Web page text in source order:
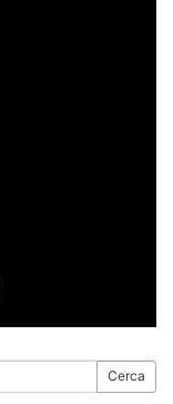
Cerca